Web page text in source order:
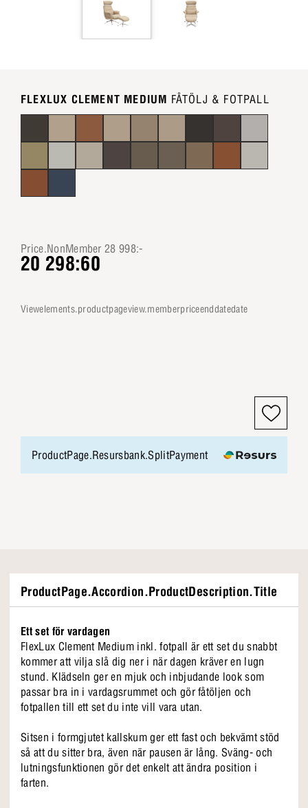
FLEXLUX CLEMENT MEDIUM FÅTÖLJ & FOTPALL
Price.NonMember 28 998:-
20 298:60
viewelements.productpageview.memberpriceenddatedate
ProductPage.Resursbank.SplitPayment
ProductPage.Accordion.ProductDescription.Title
Ett set för vardagen
FlexLux Clement Medium inkl. fotpall är ett set du snabbt
kommer att vilja slå dig ner i när dagen kräver en lugn
stund. Klädseln ger en mjuk och inbjudande look som
passar bra in i vardagsrummet och gör fåtöljen och
fotpallen till ett set du inte vill vara utan.
Sitsen i formgjutet kallskum ger ett fast och bekvämt stöd
så att du sitter bra, även när pausen är lång. Sväng- och
lutningsfunktionen gör det enkelt att ändra position i
farten.